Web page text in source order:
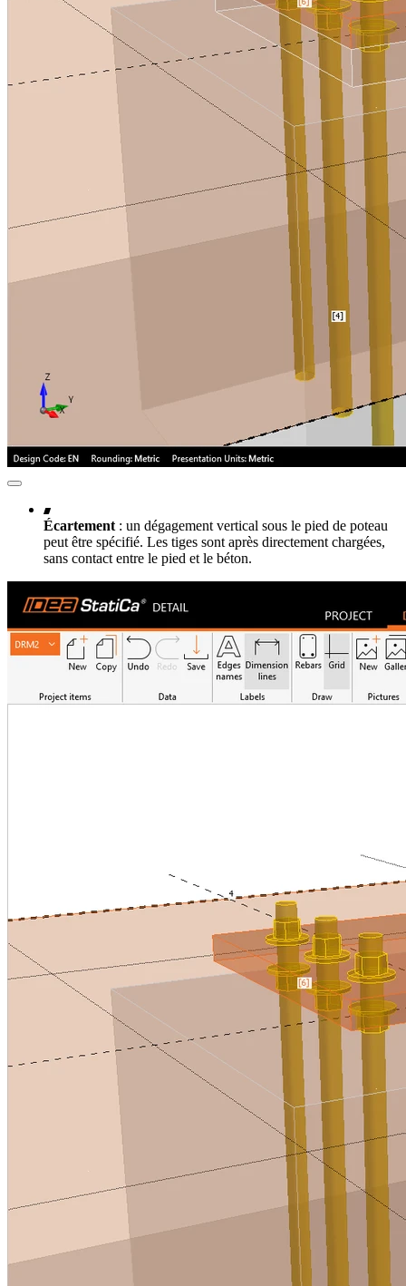
Écartement : un dégagement vertical sous le pied de poteau
peut être spécifié. Les tiges sont après directement chargées,
sans contact entre le pied et le béton.